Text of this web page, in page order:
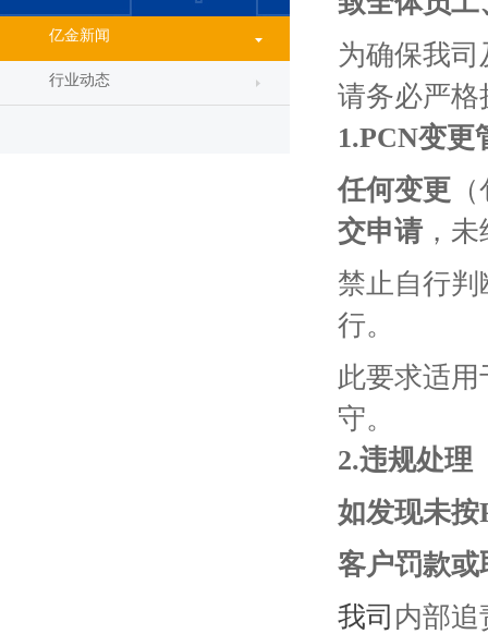
亿金新闻
行业动态
为确保我
请务必严格
1.PCN变更
任何变更
交申请，未
禁止自行判
行。
此要求适用
守。
2.违规处理
如发现未按
客户罚款
我司 内部追